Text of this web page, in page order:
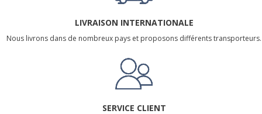
LIVRAISON INTERNATIONALE
Nous livrons dans de nombreux pays et proposons différents transporteurs.
SERVICE CLIENT